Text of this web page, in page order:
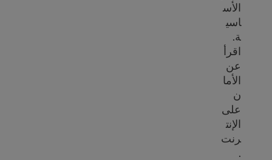
الأس
اسي
ة.
اقرأ
عن
الأما
ن
على
الإنت
رنت
.